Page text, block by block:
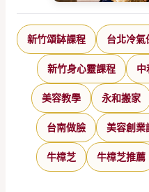
新竹頌缽課程 台北冷氣
新竹身心靈課程 中
美容教學 永和搬家
台南做臉 美容創業
牛樟芝 牛樟芝推薦